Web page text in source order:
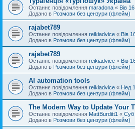
Останнє повідомлення maradona « Вів
Додано в Розмови без цензури (флейм)
rajabet789
Останнє повідомлення reikiadvice « Вів
Додано в Розмови без цензури (флейм)
rajabet789
Останнє повідомлення reikiadvice « Вів
Додано в Розмови без цензури (флейм)
AI automation tools
Останнє повідомлення reikiadvice « Нед
Додано в Розмови без цензури (флейм)
The Modern Way to Update Your
Останнє повідомлення MattBurditt1 « Суб
Додано в Розмови без цензури (флейм)